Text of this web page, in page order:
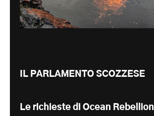
IL PARLAMENTO SCOZZESE
Le richieste di Ocean Rebellion